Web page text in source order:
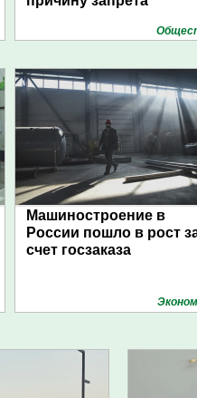
Машиностроение в
России пошло в рост
счет госзаказа